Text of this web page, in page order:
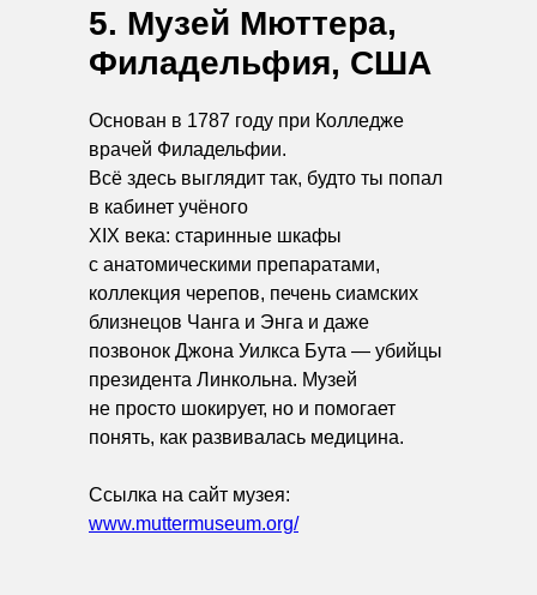
5. Музей Мюттера,
Филадельфия, США
Основан в 1787 году при Колледже
врачей Филадельфии.
Всё здесь выглядит так, будто ты попал
в кабинет учёного
XIX века: старинные шкафы
с анатомическими препаратами,
коллекция черепов, печень сиамских
близнецов Чанга и Энга и даже
позвонок Джона Уилкса Бута — убийцы
президента Линкольна. Музей
не просто шокирует, но и помогает
понять, как развивалась медицина.
Ссылка на сайт музея:
www.muttermuseum.org/